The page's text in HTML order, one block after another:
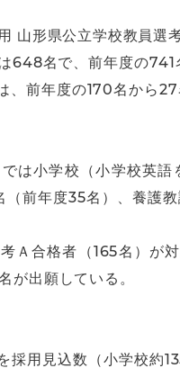
山形県公立学校教員選
648名で、前年度の
、前年度の170名から
は小学校（小学校英
前年度35名）、養護
Ａ合格者（165名）が
が出願している。
採用見込数（小学校